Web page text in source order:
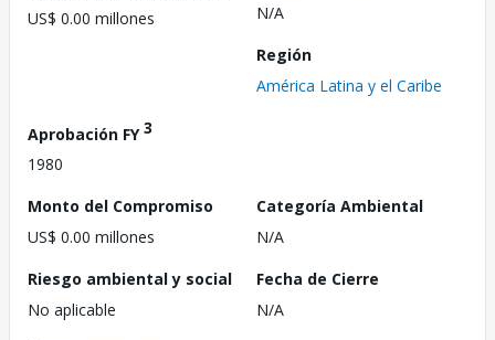
US$ 0.00 millones
N/A
Región
América Latina y el Caribe
Aprobación FY3
1980
Monto del Compromiso
US$ 0.00 millones
Categoría Ambiental
N/A
Riesgo ambiental y social
No aplicable
Fecha de Cierre
N/A